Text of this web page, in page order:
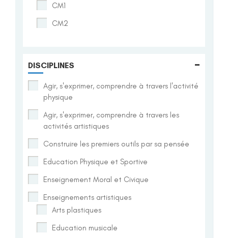
CM1
CM2
DISCIPLINES -
Agir, s'exprimer, comprendre à travers l'activité
physique
Agir, s'exprimer, comprendre à travers les
activités artistiques
Construire les premiers outils par sa pensée
Education Physique et Sportive
Enseignement Moral et Civique
Enseignements artistiques
Arts plastiques
Education musicale